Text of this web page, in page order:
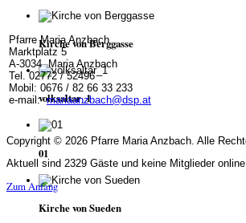
Kirche von Berggasse
volksaltar_1
01
Kirche von Sueden
Pfarre Maria Anzbach
Marktplatz 5
A-3034 Maria Anzbach
Tel. 02772 / 52496
Mobil: 0676 / 82 66 33 233
e-mail:mariaanzbach@dsp.at
Copyright © 2026 Pfarre Maria Anzbach. Alle
Aktuell sind 2329 Gäste und keine Mitglieder online
Zum Anfang